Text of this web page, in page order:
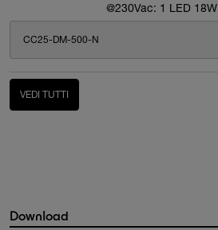
@230Vac: 1 LED 18W
CC25-DM-500-N
VEDI TUTTI
Download